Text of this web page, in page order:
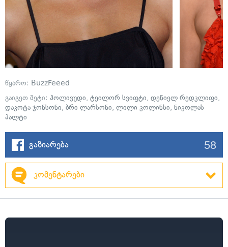
წყარო: BuzzFeeed
გაიგეთ მეტი: ჰოლივუდი, ტეილორ სვიფტი, დენიელ რედკლიფი,
დაკოტა ჯონსონი, ბრი ლარსონი, ლილი კოლინსი, ნიკოლას
ჰალტი
გაზიარება 58
კომენტარები